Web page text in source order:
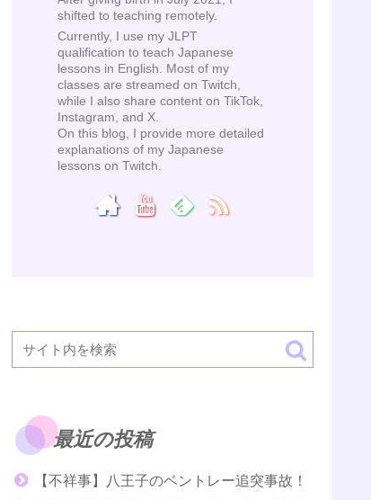
shifted to teaching remotely.
Currently, I use my JLPT
qualification to teach Japanese
lessons in English. Most of my
classes are streamed on Twitch,
while I also share content on TikTok,
Instagram, and X.
On this blog, I provide more detailed
explanations of my Japanese
lessons on Twitch.
最近の投稿
【不祥事】八王子のベントレー追突事故！